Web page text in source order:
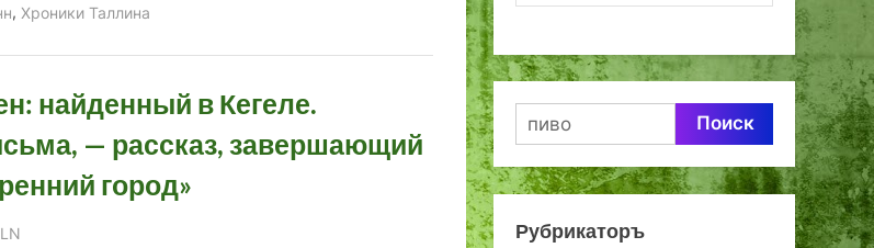
, Хроники Таллина
найденный в Кегеле.
— рассказ, завершающий
город»
Найти:
Рубрикаторъ